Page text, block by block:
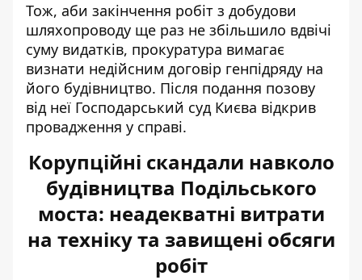
Тож, аби закінчення робіт з добудови
шляхопроводу ще раз не збільшило вдвічі
суму видатків, прокуратура вимагає
визнати недійсним договір генпідряду на
його будівництво. Після подання позову
від неї Господарський суд Києва відкрив
провадження у справі.
Корупційні скандали навколо
будівництва Подільського
моста: неадекватні витрати
на техніку та завищені обсяги
робіт